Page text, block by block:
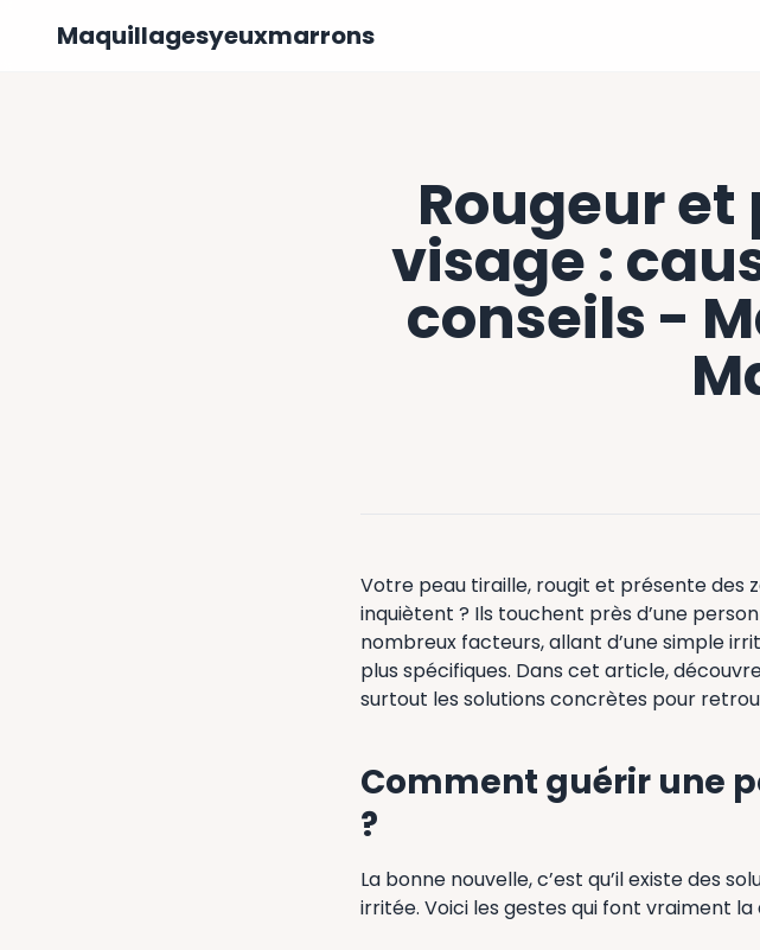
Maquillagesyeuxmarrons
Rougeur et
visage :
conseils -
Votre peau tiraille, rougit et présente des
inquiètent ? Ils touchent près d’une
nombreux facteurs, allant d’une simple
plus spécifiques. Dans cet article,
surtout les solutions concrètes pour
Comment guérir une
?
La bonne nouvelle, c’est qu’il existe des
irritée. Voici les gestes qui font vraiment la